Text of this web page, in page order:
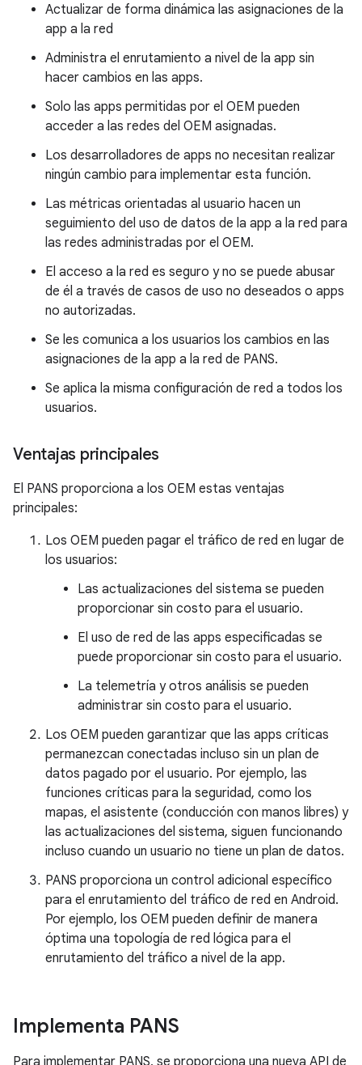
Actualizar de forma dinámica las asignaciones de la
app a la red
Administra el enrutamiento a nivel de la app sin
hacer cambios en las apps.
Solo las apps permitidas por el OEM pueden
acceder a las redes del OEM asignadas.
Los desarrolladores de apps no necesitan realizar
ningún cambio para implementar esta función.
Las métricas orientadas al usuario hacen un
seguimiento del uso de datos de la app a la red para
las redes administradas por el OEM.
El acceso a la red es seguro y no se puede abusar
de él a través de casos de uso no deseados o apps
no autorizadas.
Se les comunica a los usuarios los cambios en las
asignaciones de la app a la red de PANS.
Se aplica la misma configuración de red a todos los
usuarios.
Ventajas principales
El PANS proporciona a los OEM estas ventajas
principales:
Los OEM pueden pagar el tráfico de red en lugar de
los usuarios:
Las actualizaciones del sistema se pueden
proporcionar sin costo para el usuario.
El uso de red de las apps especificadas se
puede proporcionar sin costo para el usuario.
La telemetría y otros análisis se pueden
administrar sin costo para el usuario.
Los OEM pueden garantizar que las apps críticas
permanezcan conectadas incluso sin un plan de
datos pagado por el usuario. Por ejemplo, las
funciones críticas para la seguridad, como los
mapas, el asistente (conducción con manos libres) y
las actualizaciones del sistema, siguen funcionando
incluso cuando un usuario no tiene un plan de datos.
PANS proporciona un control adicional específico
para el enrutamiento del tráfico de red en Android.
Por ejemplo, los OEM pueden definir de manera
óptima una topología de red lógica para el
enrutamiento del tráfico a nivel de la app.
Implementa PANS
Para implementar PANS, se proporciona una nueva API de